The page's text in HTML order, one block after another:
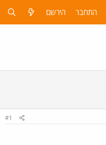
התחבר הירשם
#1